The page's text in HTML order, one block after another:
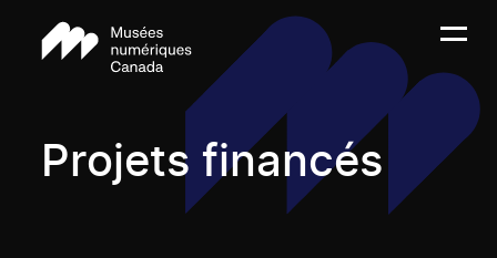
Projets financés